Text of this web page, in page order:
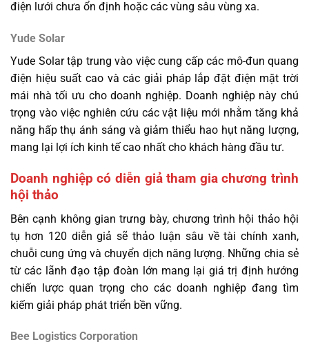
điện lưới chưa ổn định hoặc các vùng sâu vùng xa.
Yude Solar
Yude Solar tập trung vào việc cung cấp các mô-đun quang
điện hiệu suất cao và các giải pháp lắp đặt điện mặt trời
mái nhà tối ưu cho doanh nghiệp. Doanh nghiệp này chú
trọng vào việc nghiên cứu các vật liệu mới nhằm tăng khả
năng hấp thụ ánh sáng và giảm thiểu hao hụt năng lượng,
mang lại lợi ích kinh tế cao nhất cho khách hàng đầu tư.
Doanh nghiệp có diễn giả tham gia chương trình
hội thảo
Bên cạnh không gian trưng bày, chương trình hội thảo hội
tụ hơn 120 diễn giả sẽ thảo luận sâu về tài chính xanh,
chuỗi cung ứng và chuyển dịch năng lượng. Những chia sẻ
từ các lãnh đạo tập đoàn lớn mang lại giá trị định hướng
chiến lược quan trọng cho các doanh nghiệp đang tìm
kiếm giải pháp phát triển bền vững.
Bee Logistics Corporation